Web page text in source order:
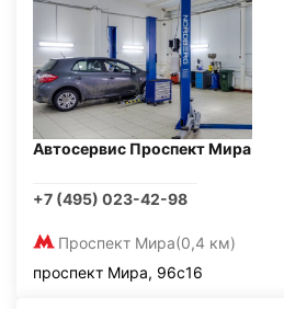
Автосервис Проспект Мира
+7 (495) 023-42-98
Проспект Мира(0,4 км)
проспект Мира, 96с16